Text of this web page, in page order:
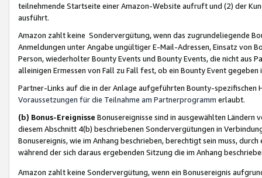
teilnehmende Startseite einer Amazon-Website aufruft und (2) der
ausführt.
Amazon zahlt keine Sondervergütung, wenn das zugrundeliegende
Anmeldungen unter Angabe ungültiger E-Mail-Adressen, Einsatz von
Person, wiederholter Bounty Events und Bounty Events, die nicht
alleinigen Ermessen von Fall zu Fall fest, ob ein Bounty Event
Partner-Links auf die in der Anlage aufgeführten Bounty-spezifischen
Voraussetzungen für die Teilnahme am Partnerprogramm erlaubt.
(b) Bonus-Ereignisse Bonusereignisse sind in ausgewählten Ländern
diesem Abschnitt 4(b) beschriebenen Sondervergütungen in
Bonusereignis, wie im Anhang beschrieben, berechtigt sein muss,
während der sich daraus ergebenden Sitzung die im Anhang
Amazon zahlt keine Sondervergütung, wenn ein Bonusereignis